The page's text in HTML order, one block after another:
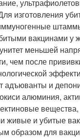
изготовления
вакцинами у
меньшей
чем после
адъюванты и
алюминия,
живые и убитые
образом для